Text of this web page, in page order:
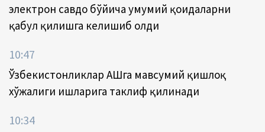
электрон савдо бўйича умумий қоидаларни
қабул қилишга келишиб олди
10:47
Ўзбекистонликлар АҚШга мавсумий қишлоқ
хўжалиги ишларига таклиф қилинади
10:34